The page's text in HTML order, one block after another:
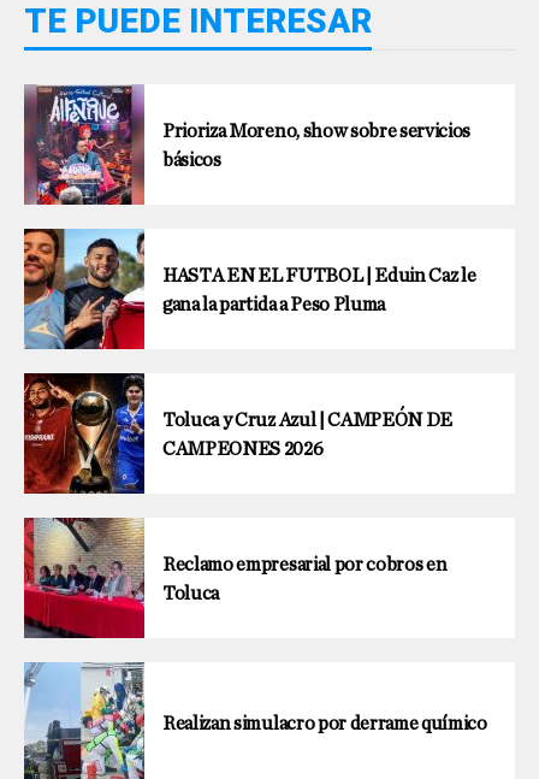
TE PUEDE INTERESAR
Prioriza Moreno, show sobre servicios
básicos
HASTA EN EL FUTBOL | Eduin Caz le
gana la partida a Peso Pluma
Toluca y Cruz Azul | CAMPEÓN DE
CAMPEONES 2026
Reclamo empresarial por cobros en
Toluca
Realizan simulacro por derrame químico